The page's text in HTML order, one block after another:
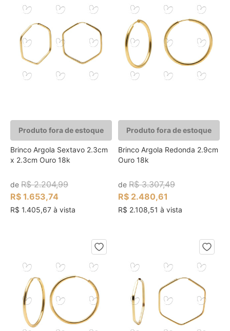
Produto fora de estoque
Brinco Argola Sextavo 2.3cm
x 2.3cm Ouro 18k
de R$ 2.204,99
R$ 1.653,74
R$ 1.405,67 à vista
Produto fora de estoque
Brinco Argola Redonda 2.9cm
Ouro 18k
deR$ 3.307,49
R$ 2.480,61
R$ 2.108,51 à vista